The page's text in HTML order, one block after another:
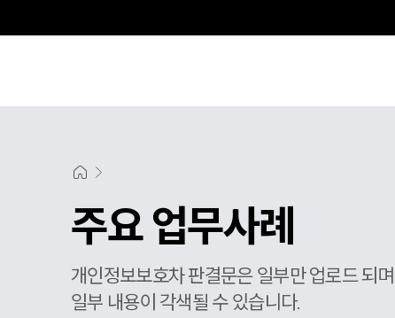
주요 업무사례
개인정보보호차 판결문은 일부만 업로드 되
일부 내용이 각색될 수 있습니다.